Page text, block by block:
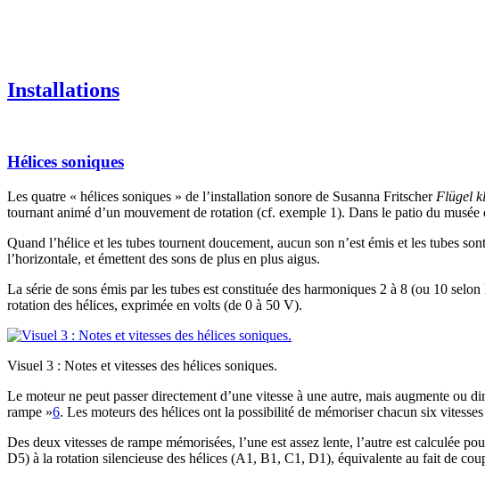
Installations
Hélices soniques
Les quatre « hélices soniques » de l’installation sonore de Susanna Fritscher Flügel
tournant animé d’un mouvement de rotation (cf. exemple 1). Dans le patio du
Quand l’hélice et les tubes tournent doucement, aucun son n’est émis et les tubes
l’horizontale, et émettent des sons de plus en plus aigus.
La série de sons émis par les tubes est constituée des harmoniques 2 à 8 (ou 10
rotation des hélices, exprimée en volts (de 0 à 50 V).
Visuel 3 : Notes et vitesses des hélices soniques.
Le moteur ne peut passer directement d’une vitesse à une autre, mais augmente ou
rampe »6. Les moteurs des hélices ont la possibilité de mémoriser chacun six
Des deux vitesses de rampe mémorisées, l’une est assez lente, l’autre est calculée
D5) à la rotation silencieuse des hélices (A1, B1, C1, D1), équivalente au fait de